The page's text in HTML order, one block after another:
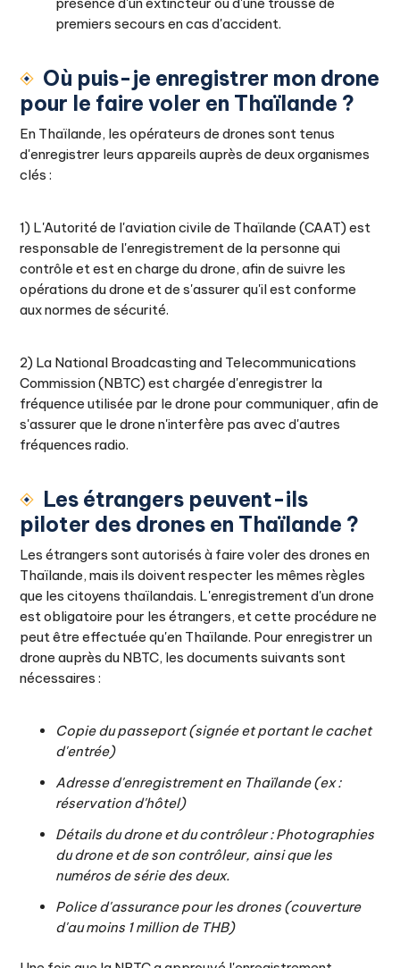
premiers secours en cas d'accident.
Où puis-je enregistrer mon drone
pour le faire voler en Thaïlande ?
En Thaïlande, les opérateurs de drones sont tenus
d'enregistrer leurs appareils auprès de deux organismes
clés :
1) L'Autorité de l'aviation civile de Thaïlande (CAAT) est
responsable de l'enregistrement de la personne qui
contrôle et est en charge du drone, afin de suivre les
opérations du drone et de s'assurer qu'il est conforme
aux normes de sécurité.
2) La National Broadcasting and Telecommunications
Commission (NBTC) est chargée d'enregistrer la
fréquence utilisée par le drone pour communiquer, afin de
s'assurer que le drone n'interfère pas avec d'autres
fréquences radio.
Les étrangers peuvent-ils
piloter des drones en Thaïlande ?
Les étrangers sont autorisés à faire voler des drones en
Thaïlande, mais ils doivent respecter les mêmes règles
que les citoyens thaïlandais. L'enregistrement d'un drone
est obligatoire pour les étrangers, et cette procédure ne
peut être effectuée qu'en Thaïlande. Pour enregistrer un
drone auprès du NBTC, les documents suivants sont
nécessaires :
Copie du passeport (signée et portant le cachet
d'entrée)
Adresse d'enregistrement en Thaïlande (ex :
réservation d'hôtel)
Détails du drone et du contrôleur : Photographies
du drone et de son contrôleur, ainsi que les
numéros de série des deux.
Police d'assurance pour les drones (couverture
d'au moins 1 million de THB)